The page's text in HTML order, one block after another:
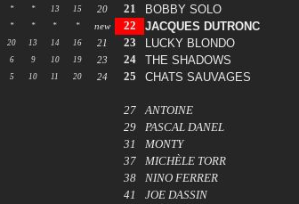
* * 13 15 20 21 BOBBY SOLO
* * * * new 22 JACQUES DUTRONC
20 13 14 16 21 23 LUCKY BLONDO
6 9 10 19 23 24 THE SHADOWS
5 10 11 20 24 25 CHATS SAUVAGES
27
ANTOINE
29
PASCAL DANEL
31
MONTY
37
MICHÈLE TORR
38
NINO FERRER
41
JOE DASSIN